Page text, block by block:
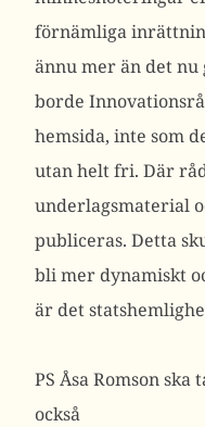
förnämliga
ännu mer än det nu
borde
hemsida, inte som
utan helt fri. Där
underlagsmaterial
publiceras. Detta
bli mer dynamiskt
är det
PS Åsa Romson
också